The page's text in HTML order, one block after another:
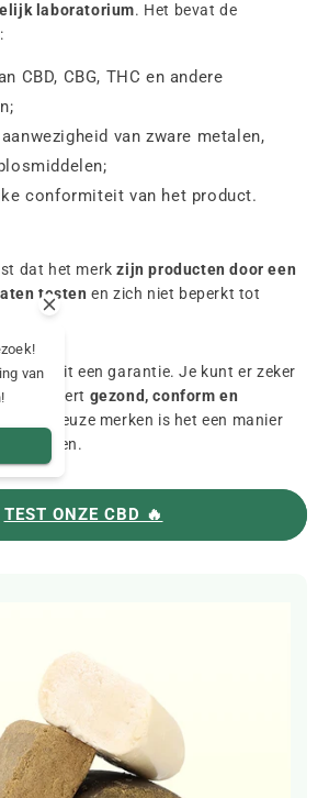
laboratorium. Het bevat de
CBD, CBG, THC en andere
van zware metalen,
conformiteit van het product.
dat het merkzijn producten door een
laten testen en zich niet beperkt tot
is dit een garantie. Je kunt er zeker
gezond, conform en
serieuze merken is het een manier
bewijzen.
TEST ONZE CBD 🔥
van